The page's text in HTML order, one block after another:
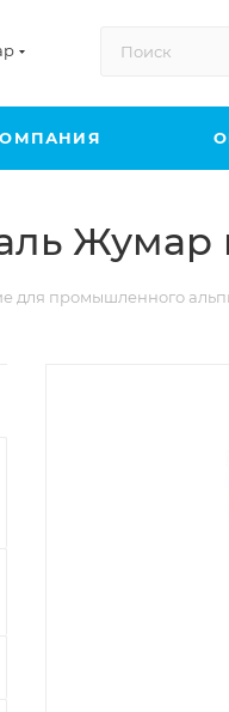
Жумар
для промышленного